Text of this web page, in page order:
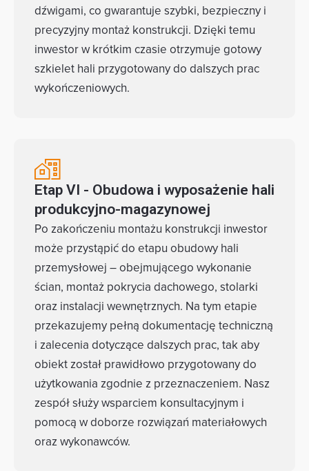
dźwigami, co gwarantuje szybki, bezpieczny i
precyzyjny montaż konstrukcji. Dzięki temu
inwestor w krótkim czasie otrzymuje gotowy
szkielet hali przygotowany do dalszych prac
wykończeniowych.
Etap VI - Obudowa i wyposażenie hali
produkcyjno-magazynowej
Po zakończeniu montażu konstrukcji inwestor
może przystąpić do etapu obudowy hali
przemysłowej – obejmującego wykonanie
ścian, montaż pokrycia dachowego, stolarki
oraz instalacji wewnętrznych. Na tym etapie
przekazujemy pełną dokumentację techniczną
i zalecenia dotyczące dalszych prac, tak aby
obiekt został prawidłowo przygotowany do
użytkowania zgodnie z przeznaczeniem. Nasz
zespół służy wsparciem konsultacyjnym i
pomocą w doborze rozwiązań materiałowych
oraz wykonawców.